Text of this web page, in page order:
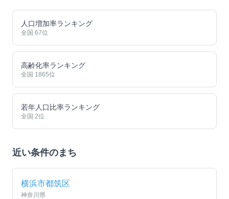
人口増加率ランキング
全国 67位
高齢化率ランキング
全国 1865位
若年人口比率ランキング
全国 2位
近い条件のまち
横浜市都筑区
神奈川県